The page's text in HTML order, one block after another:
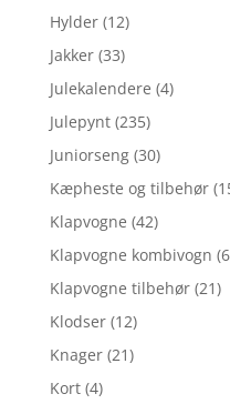
Hylder (12)
Jakker (33)
Julekalendere (4)
Julepynt (235)
Juniorseng (30)
Kæpheste og tilbehør
Klapvogne (42)
Klapvogne kombivogn
Klapvogne tilbehør (21)
Klodser (12)
Knager (21)
Kort (4)